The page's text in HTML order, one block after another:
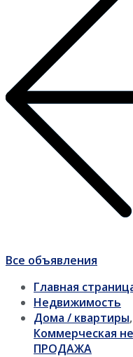
Все объявления
Главная
Недвижимость
Дома / квартиры,
Коммерческая
ПРОДАЖА